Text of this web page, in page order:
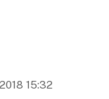
15:32